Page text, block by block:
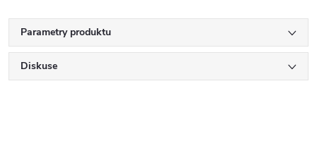
Parametry produktu
Diskuse